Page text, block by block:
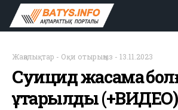
Жаңалықтар - Оқи отырыңыз - 13.11.2023
Суицид жасамақ
құтқарылды (+ВИДЕО)